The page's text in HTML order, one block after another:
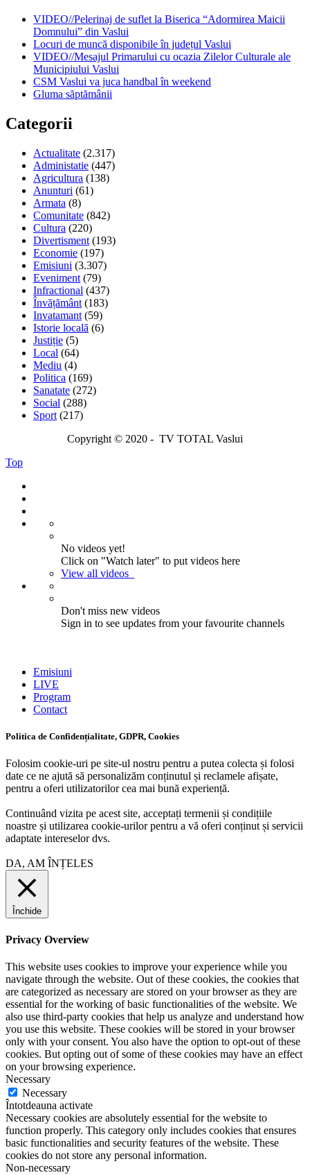
VIDEO//Pelerinaj de suflet la Biserica “Adormirea Maicii
Domnului” din Vaslui
Locuri de muncă disponibile în județul Vaslui
VIDEO//Mesajul Primarului cu ocazia Zilelor Culturale ale
Municipiului Vaslui
CSM Vaslui va juca handbal în weekend
Gluma săptămânii
Categorii
Actualitate (2.317)
Administatie (447)
Agricultura (138)
Anunturi (61)
Armata (8)
Comunitate (842)
Cultura (220)
Divertisment (193)
Economie (197)
Emisiuni (3.307)
Eveniment (79)
Infractional (437)
Învățământ (183)
Invatamant (59)
Istorie locală (6)
Justiție (5)
Local (64)
Mediu (4)
Politica (169)
Sanatate (272)
Social (288)
Sport (217)
Copyright © 2020 - TV TOTAL Vaslui
Top
No videos yet!
Click on "Watch later" to put videos here
View all videos
Don't miss new videos
Sign in to see updates from your favourite channels
Emisiuni
LIVE
Program
Contact
Politica de Confidențialitate, GDPR, Cookies
Folosim cookie-uri pe site-ul nostru pentru a putea colecta și folosi
date ce ne ajută să personalizăm conținutul și reclamele afișate,
pentru a oferi utilizatorilor cea mai bună experiență.
Continuând vizita pe acest site, acceptați termenii și condițiile
noastre și utilizarea cookie-urilor pentru a vă oferi conținut și servicii
adaptate intereselor dvs.
DA, AM ÎNȚELES
Închide
Privacy Overview
This website uses cookies to improve your experience while you
navigate through the website. Out of these cookies, the cookies that
are categorized as necessary are stored on your browser as they are
essential for the working of basic functionalities of the website. We
also use third-party cookies that help us analyze and understand how
you use this website. These cookies will be stored in your browser
only with your consent. You also have the option to opt-out of these
cookies. But opting out of some of these cookies may have an effect
on your browsing experience.
Necessary
Necessary
Întotdeauna activate
Necessary cookies are absolutely essential for the website to
function properly. This category only includes cookies that ensures
basic functionalities and security features of the website. These
cookies do not store any personal information.
Non-necessary